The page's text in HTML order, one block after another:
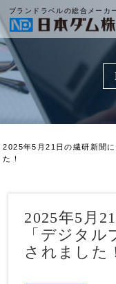
ブランドラベルの総合メーカ
2025年5月21日の繊研新聞
た！
2025年5月
「デジタ
されました！